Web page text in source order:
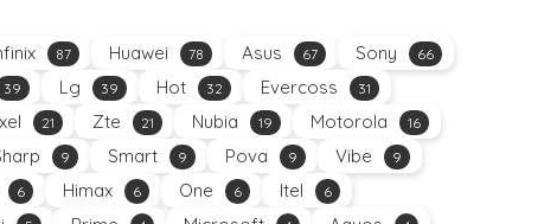
87 Huawei 78 Asus 67 Sony 66
39 Lg 39 Hot 32 Evercoss 31
21 Zte 21 Nubia 19 Motorola 16
9 Smart 9 Pova 9 Vibe 9
6 Himax 6 One 6 Itel 6